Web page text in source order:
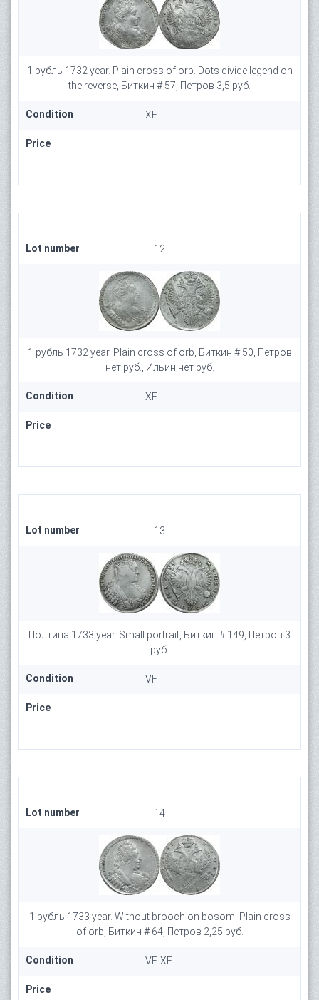
1 рубль 1732 year. Plain cross of orb. Dots divide legend on
the reverse, Биткин # 57, Петров 3,5 руб.
Condition XF
Price
Lot number 12
1 рубль 1732 year. Plain cross of orb, Биткин # 50, Петров
нет руб., Ильин нет руб.
Condition XF
Price
Lot number 13
Полтина 1733 year. Small portrait, Биткин # 149, Петров 3
руб.
Condition VF
Price
Lot number 14
1 рубль 1733 year. Without brooch on bosom. Plain cross
of orb, Биткин # 64, Петров 2,25 руб.
Condition VF-XF
Price